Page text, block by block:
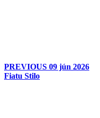
PREVIOUS 09 jún 2026
Fiatu Stilo